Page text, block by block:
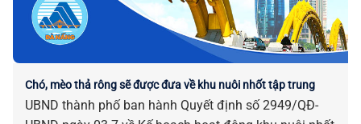
Chó, mèo thả rông sẽ được đưa về khu nuôi nhốt tập trung
UBND thành phố ban hành Quyết định số 2949/QĐ-